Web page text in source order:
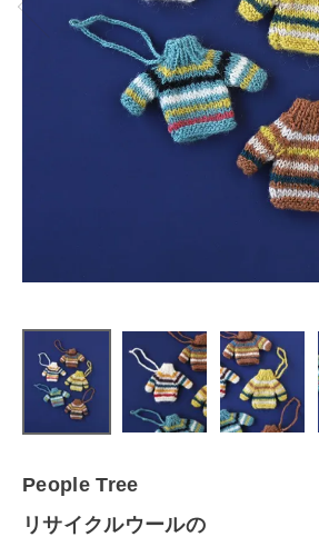
ナチュラル服
ファッション雑貨
生活雑貨
People Tree
リサイクルウールの